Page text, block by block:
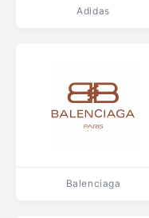
Adidas
Balenciaga